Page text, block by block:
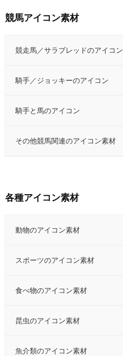
競馬アイコン素材
競走馬／サラブレッドのアイコン
騎手／ジョッキーのアイコン
騎手と馬のアイコン
その他競馬関連のアイコン素材
各種アイコン素材
動物のアイコン素材
スポーツのアイコン素材
食べ物のアイコン素材
昆虫のアイコン素材
魚介類のアイコン素材